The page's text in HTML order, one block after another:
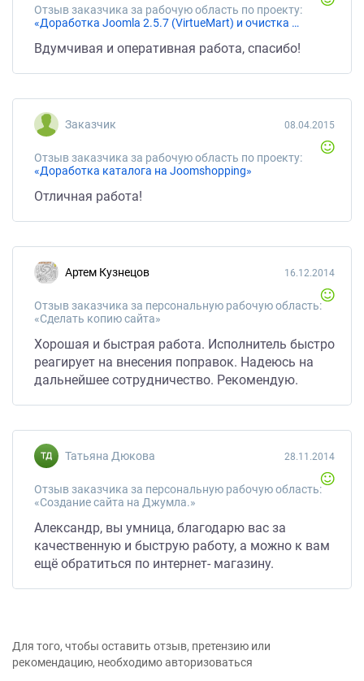
Отзыв заказчика за рабочую область по проекту:
«Доработка Joomla 2.5.7 (VirtueMart) и очистка от вируса»
Вдумчивая и оперативная работа, спасибо!
Заказчик
Отзыв заказчика за рабочую область по проекту:
«Доработка каталога на Joomshopping»
08.04.2015
Отличная работа!
Артем Кузнецов
Отзыв заказчика за персональную рабочую область:
«Сделать копию сайта»
16.12.2014
Хорошая и быстрая работа. Исполнитель быстро
реагирует на внесения поправок. Надеюсь на
дальнейшее сотрудничество. Рекомендую.
Татьяна Дюкова
Отзыв заказчика за персональную рабочую область:
«Создание сайта на Джумла.»
28.11.2014
Александр, вы умница, благодарю вас за
качественную и быструю работу, а можно к вам
ещё обратиться по интернет- магазину.
Для того, чтобы оставить отзыв, претензию или
рекомендацию, необходимо авторизоваться